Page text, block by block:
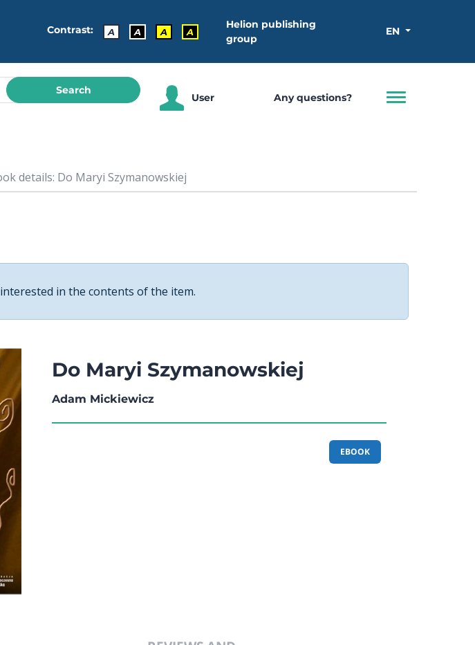
Contrast: A A A A
Helion publishing
group
EN
Search
User Any questions?
details: Do Maryi Szymanowskiej
in the contents of the item.
Do Maryi Szymanowskiej
Adam Mickiewicz
EBOOK